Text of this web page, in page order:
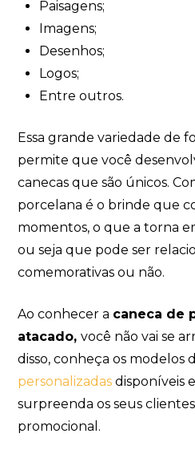
Paisagens;
Imagens;
Desenhos;
Logos;
Entre outros.
Essa grande variedade de
permite que você
canecas que são únicos.
porcelana é o brinde que
momentos, o que a torna
ou seja que pode ser
comemorativas ou não.
Ao conhecer a caneca de
atacado,você não vai se
disso, conheça os modelos
personalizadas disponíveis
surpreenda os seus
promocional.